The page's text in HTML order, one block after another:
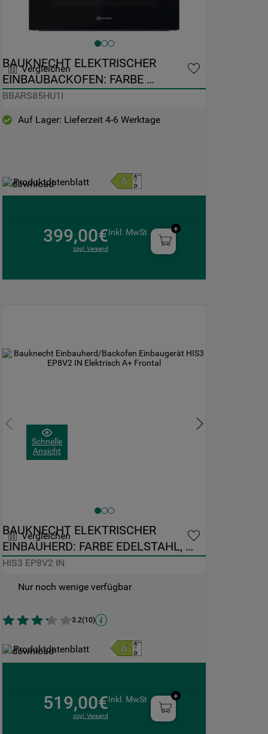
Vergleichen
BAUKNECHT ELEKTRISCHER
EINBAUBACKOFEN: FARBE
EDELSTAHL, HYDROLYSE -
BBARS85HU1I
BBARS85HU1I
Auf Lager: Lieferzeit 4-6 Werktage
Produktdatenblatt
399,00€Inkl. MwSt
zzgl. Versand
Schnelle
Ansicht
Vergleichen
BAUKNECHT ELEKTRISCHER
EINBAUHERD: FARBE EDELSTAHL,
PYROLYSE - HIS3 EP8V2 IN
HIS3 EP8V2 IN
Nur noch wenige verfügbar
3.2(10)
Produktdatenblatt
519,00€Inkl. MwSt
zzgl. Versand